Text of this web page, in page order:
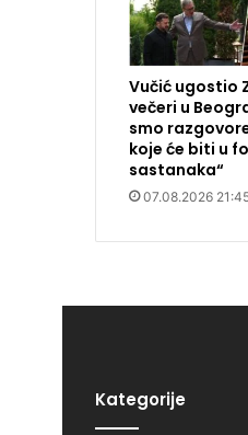
Vučić ugostio
večeri u
smo
koje će biti u
sastanaka“
07.08.2026
Kategorije